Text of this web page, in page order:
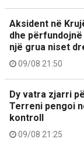
Aksident në
dhe
një grua niset
09/08 21:50
Dy vatra zjarri
Terreni pengoi
kontroll
09/08 21:25